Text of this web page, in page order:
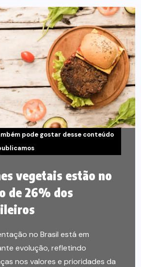
pode gostar desse conteúdo
vegetais estão no
de 26% dos
no Brasil está em
evolução, refletindo
nos valores e prioridades da